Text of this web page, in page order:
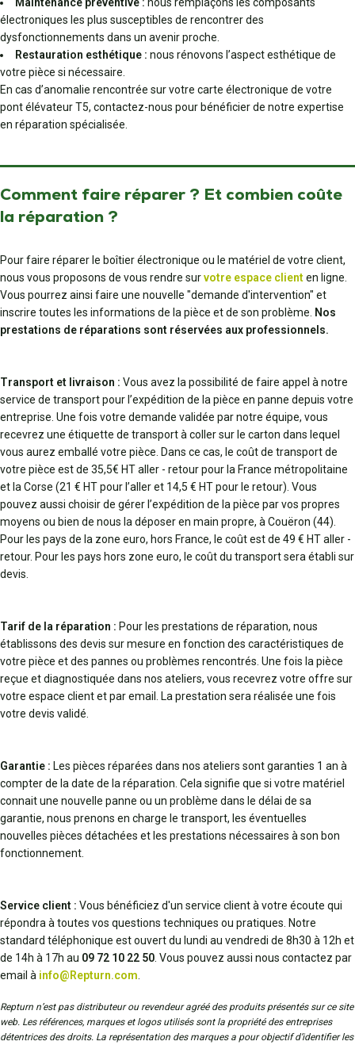
électroniques les plus susceptibles de rencontrer des
dysfonctionnements dans un avenir proche.
Restauration esthétique : nous rénovons l’aspect esthétique de
votre pièce si nécessaire.
En cas d’anomalie rencontrée sur votre carte électronique de votre
pont élévateur T5, contactez-nous pour bénéficier de notre expertise
en réparation spécialisée.
Comment faire réparer ? Et combien coûte
la réparation ?
Pour faire réparer le boîtier électronique ou le matériel de votre client,
nous vous proposons de vous rendre survotre espace clienten ligne.
Vous pourrez ainsi faire une nouvelle "demande d'intervention" et
inscrire toutes les informations de la pièce et de son problème. Nos
prestations de réparations sont réservées aux professionnels.
Transport et livraison : Vous avez la possibilité de faire appel à notre
service de transport pour l’expédition de la pièce en panne depuis votre
entreprise. Une fois votre demande validée par notre équipe, vous
recevrez une étiquette de transport à coller sur le carton dans lequel
vous aurez emballé votre pièce. Dans ce cas, le coût de transport de
votre pièce est de 35,5€ HT aller - retour pour la France métropolitaine
et la Corse (21 € HT pour l’aller et 14,5 € HT pour le retour). Vous
pouvez aussi choisir de gérer l’expédition de la pièce par vos propres
moyens ou bien de nous la déposer en main propre, à Couëron (44).
Pour les pays de la zone euro, hors France, le coût est de 49 € HT aller -
retour. Pour les pays hors zone euro, le coût du transport sera établi sur
devis.
Tarif de la réparation : Pour les prestations de réparation, nous
établissons des devis sur mesure en fonction des caractéristiques de
votre pièce et des pannes ou problèmes rencontrés. Une fois la pièce
reçue et diagnostiquée dans nos ateliers, vous recevrez votre offre sur
votre espace client et par email. La prestation sera réalisée une fois
votre devis validé.
Garantie : Les pièces réparées dans nos ateliers sont garanties 1 an à
compter de la date de la réparation. Cela signifie que si votre matériel
connait une nouvelle panne ou un problème dans le délai de sa
garantie, nous prenons en charge le transport, les éventuelles
nouvelles pièces détachées et les prestations nécessaires à son bon
fonctionnement.
Service client : Vous bénéficiez d'un service client à votre écoute qui
répondra à toutes vos questions techniques ou pratiques. Notre
standard téléphonique est ouvert du lundi au vendredi de 8h30 à 12h et
de 14h à 17h au 09 72 10 22 50 . Vous pouvez aussi nous contactez par
email à info@Repturn.com
Repturn n’est pas distributeur ou revendeur agréé des produits présentés sur ce site
web. Les références, marques et logos utilisés sont la propriété des entreprises
détentrices des droits. La représentation des marques a pour objectif d’identifier les